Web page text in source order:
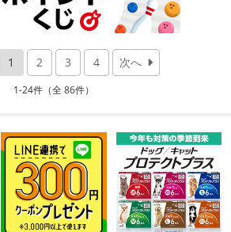
1 2 3 4 次へ
1-24件（全 86件）